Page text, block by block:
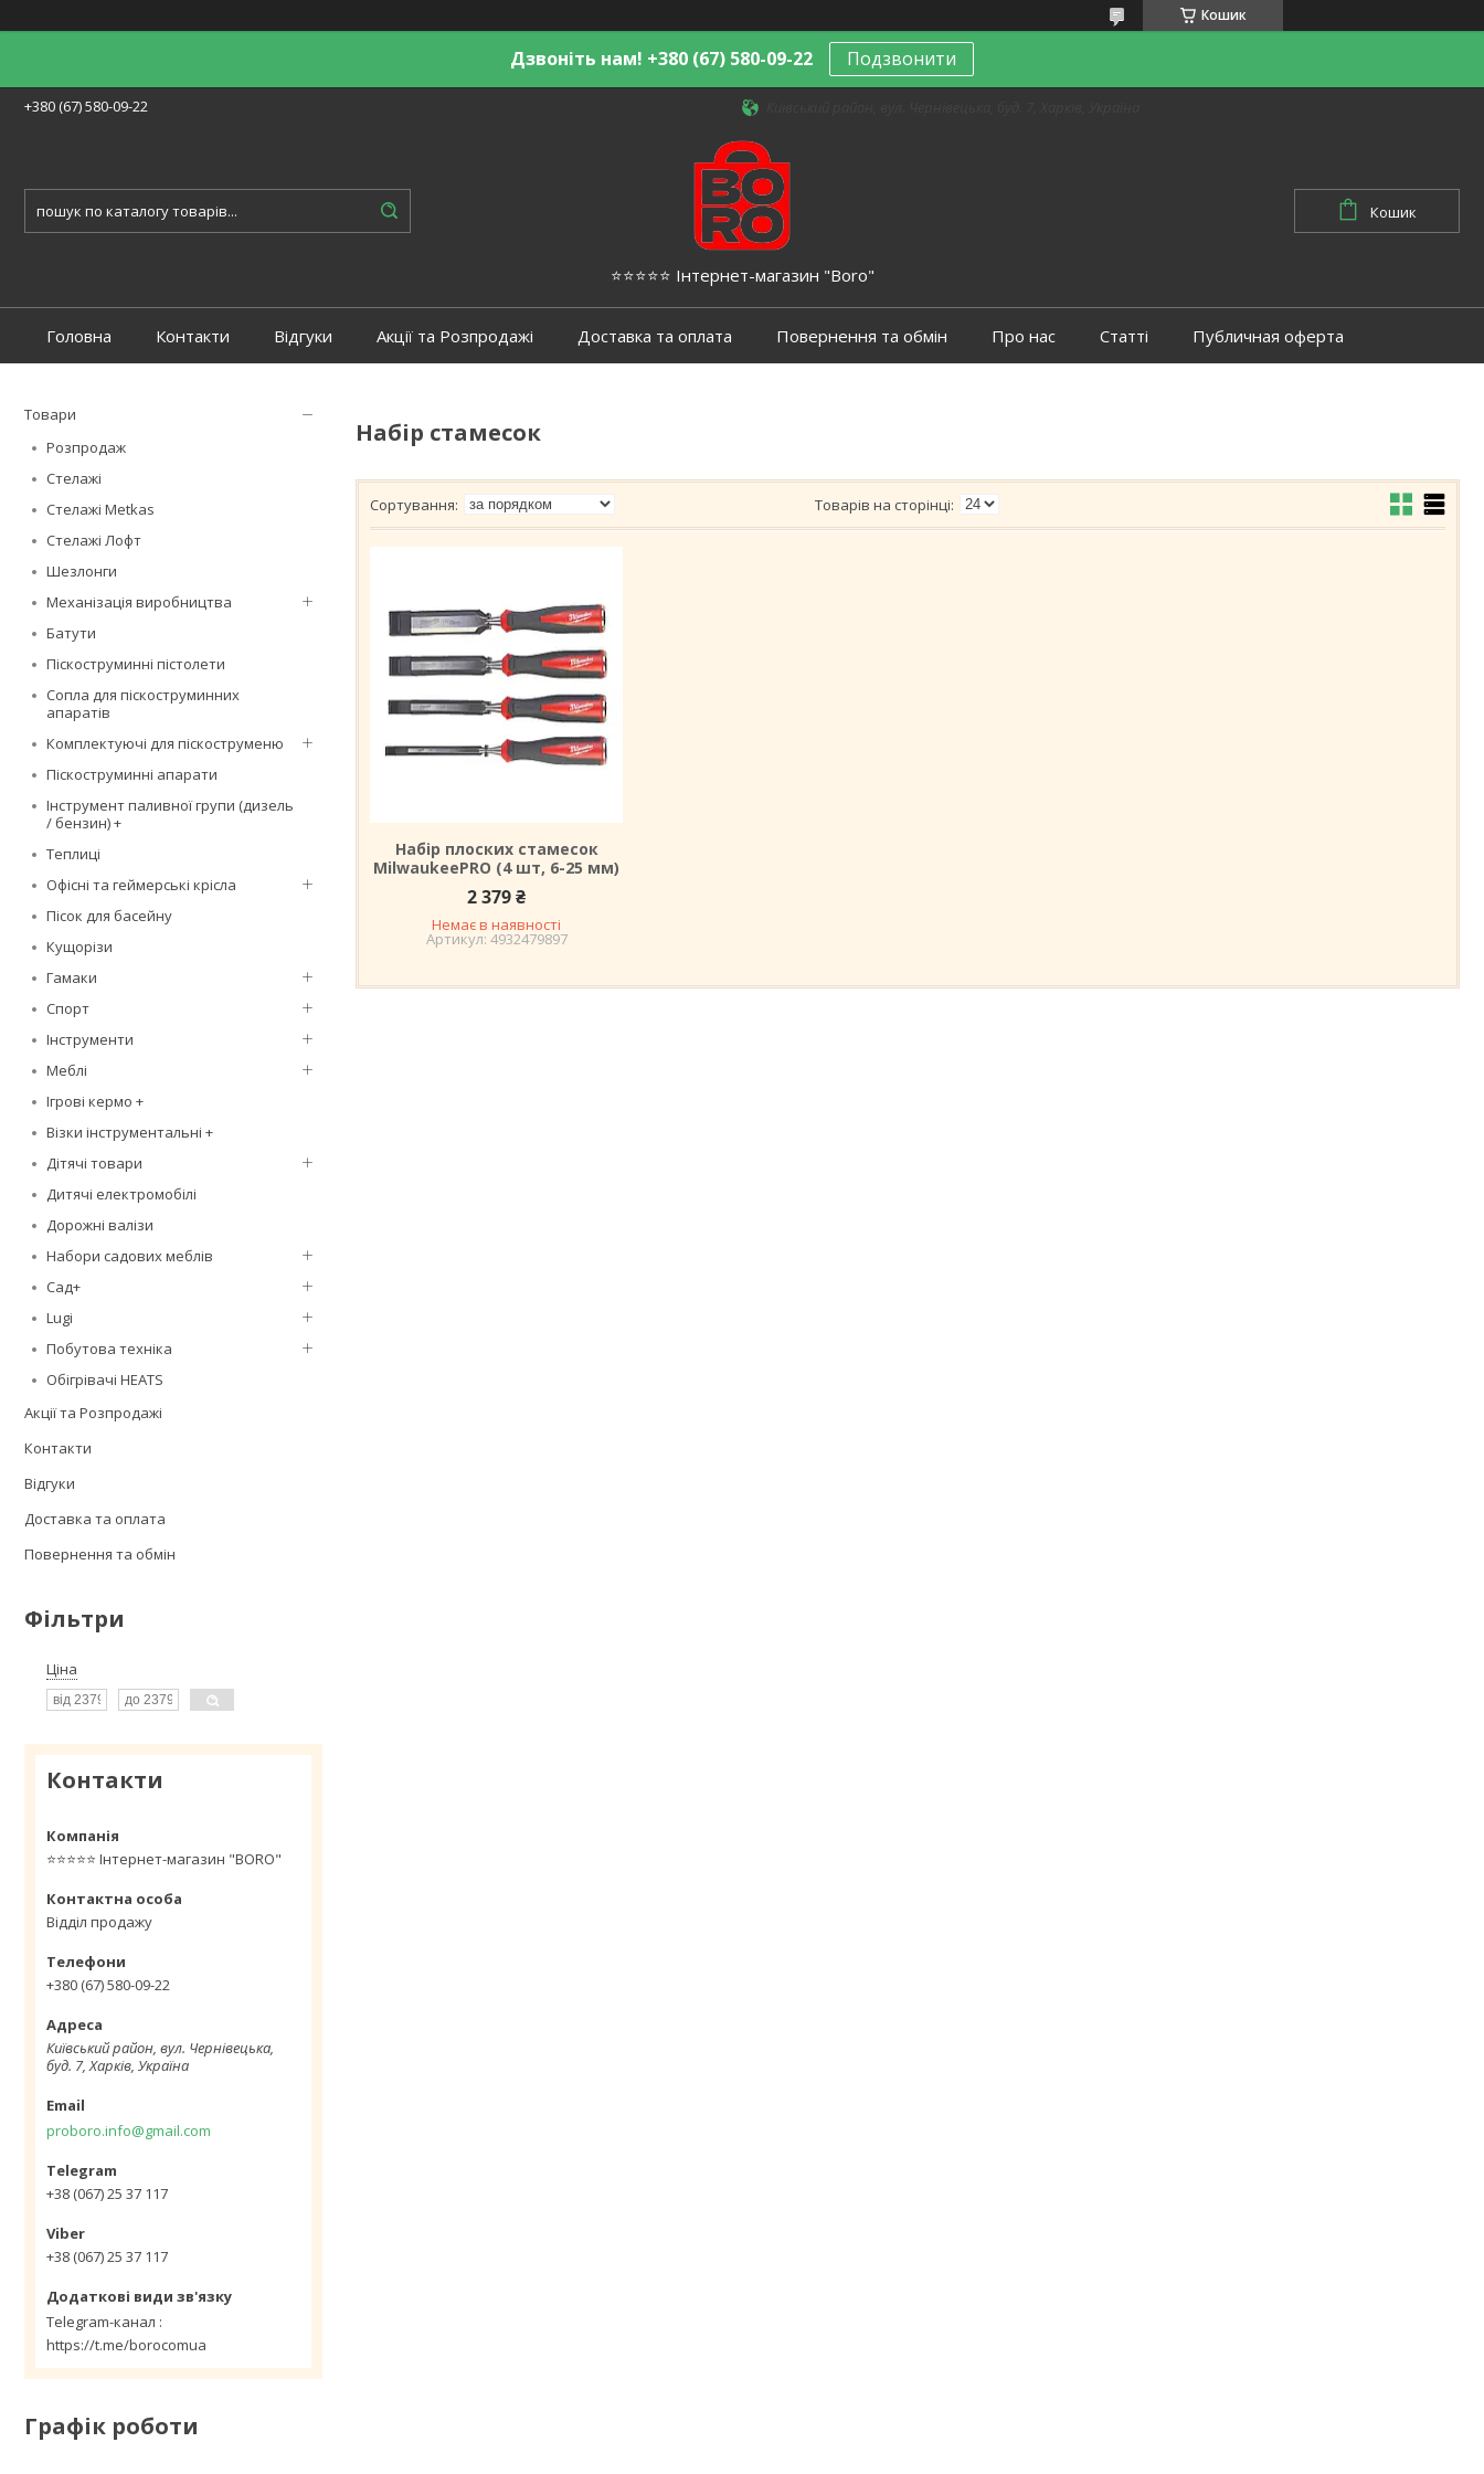
Кошик
Дзвоніть нам! +380 (67) 580-09-22 Подзвонити
+380 (67) 580-09-22
⭐️⭐️⭐️⭐️⭐️ Інтернет-магазин "Boro"
Кошик
Головна Контакти Відгуки Акції та Розпродажі Доставка та оплата Повернення та обмін Про нас Статті Публичная оферта
Товари
Розпродаж
Стелажі
Стелажі Metkas
Стелажі Лофт
Шезлонги
Механізація виробництва
Батути
Піскоструминні пістолети
Сопла для піскоструминних
апаратів
Комплектуючі для піскоструменю
Піскоструминні апарати
Інструмент паливної групи (дизель
/ бензин) +
Теплиці
Офісні та геймерські крісла
Пісок для басейну
Кущорізи
Гамаки
Спорт
Інструменти
Меблі
Ігрові кермо +
Візки інструментальні +
Дітячі товари
Дитячі електромобілі
Дорожні валізи
Набори садових меблів
Сад+
Lugi
Побутова техніка
Обігрівачі HEATS
Акції та Розпродажі
Контакти
Відгуки
Доставка та оплата
Повернення та обмін
Фільтри
Ціна
Контакти
⭐️⭐️⭐️⭐️⭐️ Інтернет-магазин "BORO"
Відділ продажу
+380 (67) 580-09-22
Київський район, вул. Чернівецька,
буд. 7, Харків, Україна
proboro.info@gmail.com
+38 (067) 25 37 117
+38 (067) 25 37 117
Telegram-канал
https://t.me/borocomua
Графік роботи
Набір стамесок
Набір плоских стамесок
MilwaukeePRO (4 шт, 6-25 мм)
2 379 ₴
Немає в наявності
4932479897